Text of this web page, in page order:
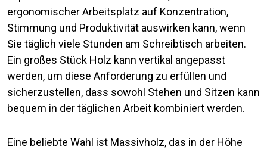
ergonomischer Arbeitsplatz auf Konzentration,
Stimmung und Produktivität auswirken kann, wenn
Sie täglich viele Stunden am Schreibtisch arbeiten.
Ein großes Stück Holz kann vertikal angepasst
werden, um diese Anforderung zu erfüllen und
sicherzustellen, dass sowohl Stehen und Sitzen kann
bequem in der täglichen Arbeit kombiniert werden.
Eine beliebte Wahl ist Massivholz, das in der Höhe